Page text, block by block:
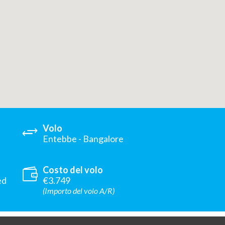
Volo
Entebbe - Bangalore
Costo del volo
€3.749
(Importo del volo A/R)